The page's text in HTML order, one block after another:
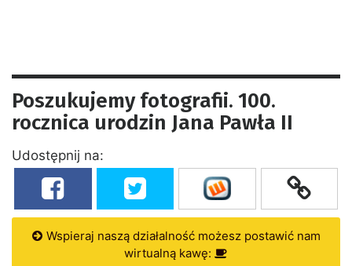
Poszukujemy fotografii. 100.
rocznica urodzin Jana Pawła II
Udostępnij na:
Wspieraj naszą działalność możesz postawić nam
wirtualną kawę: